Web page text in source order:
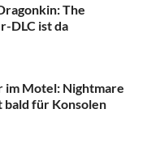
The
DLC ist da
im Motel: Nightmare
für Konsolen